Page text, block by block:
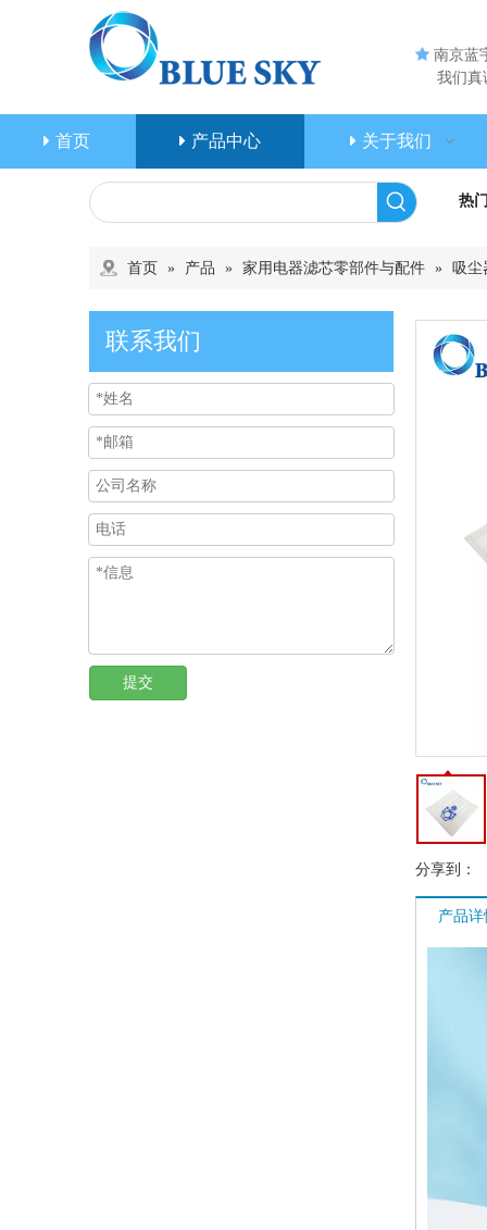
 南京蓝
我们真
首页 产品中心 关于我们
热
首页 » 产品 » 家用电器滤芯零部件与配件 » 吸尘
联系我们
提交
分享到：
产品详